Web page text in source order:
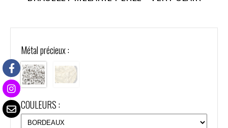
Métal précieux :
COULEURS :